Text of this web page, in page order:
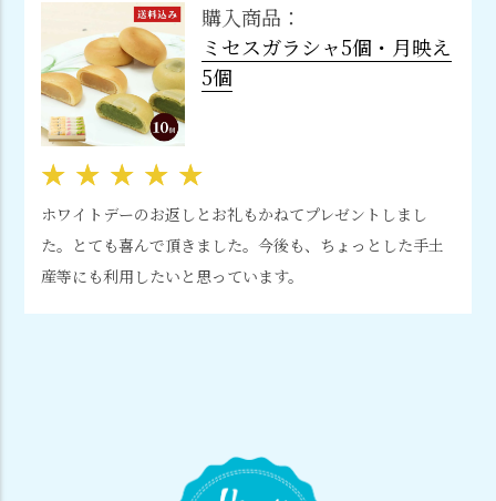
購入商品：
ミセスガラシャ5個・月映え
5個
ホワイトデーのお返しとお礼もかねてプレゼントしまし
た。とても喜んで頂きました。今後も、ちょっとした手土
産等にも利用したいと思っています。